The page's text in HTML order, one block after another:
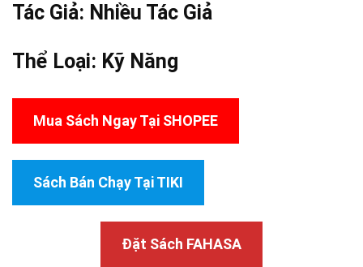
Tác Giả: Nhiều Tác Giả
Thể Loại: Kỹ Năng
Mua Sách Ngay Tại SHOPEE
Sách Bán Chạy Tại TIKI
Đặt Sách FAHASA